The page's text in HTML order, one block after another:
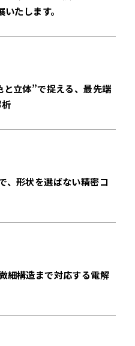
たします。
と立体”で捉える、最先端
、形状を選ばない精密コ
細構造まで対応する電解